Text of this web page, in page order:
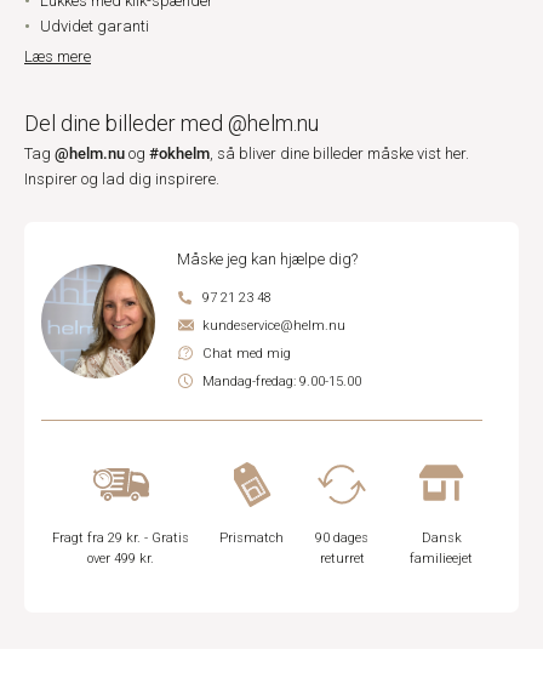
Udvidet garanti
Læs mere
Del dine billeder med @helm.nu
Tag @helm.nu og #okhelm, så bliver dine billeder måske vist her.
Inspirer og lad dig inspirere.
Måske jeg kan hjælpe dig?
97 21 23 48
kundeservice@helm.nu
Chat med mig
Mandag-fredag: 9.00-15.00
Fragt fra 29 kr. - Gratis
over 499 kr.
Prismatch
90 dages
returret
Dansk
familieejet